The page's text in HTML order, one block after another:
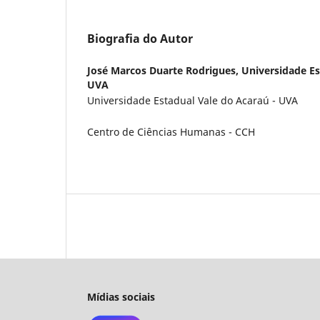
Biografia do Autor
José Marcos Duarte Rodrigues, Universidade
UVA
Universidade Estadual Vale do Acaraú - UVA
Centro de Ciências Humanas - CCH
Mídias sociais